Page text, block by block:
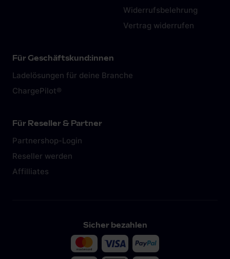
Widerrufsbelehrung
Vertrag widerrufen
Für Geschäftskund:innen
Ladelösungen für deine Branche
ChargePilot®
Für Reseller & Partner
Partnershop-Login
Reseller werden
Affilliates
Sicher bezahlen